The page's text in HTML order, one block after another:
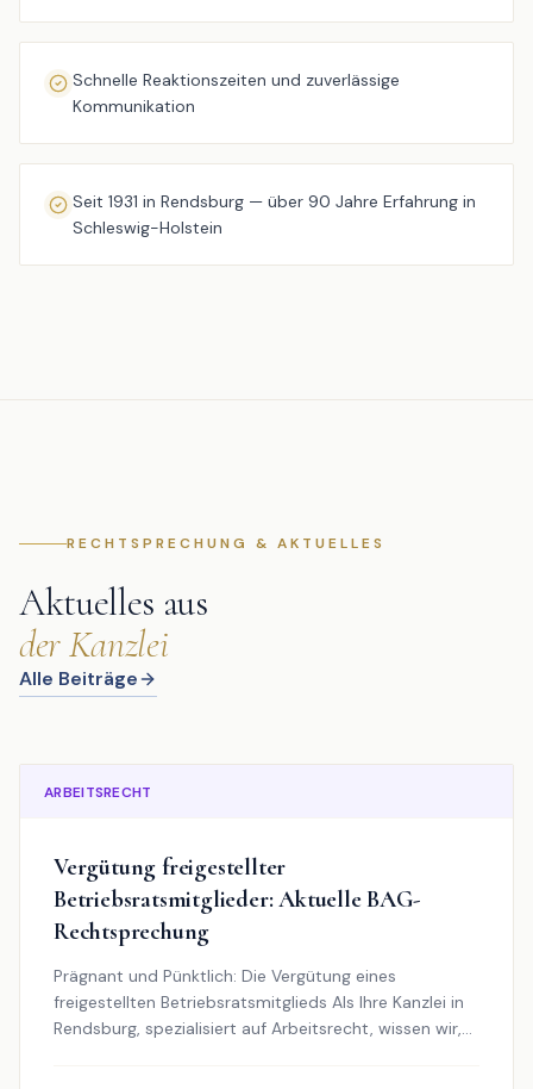
Schnelle Reaktionszeiten und zuverlässige
Kommunikation
Seit 1931 in Rendsburg — über 90 Jahre Erfahrung in
Schleswig-Holstein
RECHTSPRECHUNG & AKTUELLES
Aktuelles aus
der Kanzlei
Alle Beiträge
ARBEITSRECHT
Vergütung freigestellter
Betriebsratsmitglieder: Aktuelle BAG-
Rechtsprechung
Prägnant und Pünktlich: Die Vergütung eines
freigestellten Betriebsratsmitglieds Als Ihre Kanzlei in
Rendsburg, spezialisiert auf Arbeitsrecht, wissen wir,